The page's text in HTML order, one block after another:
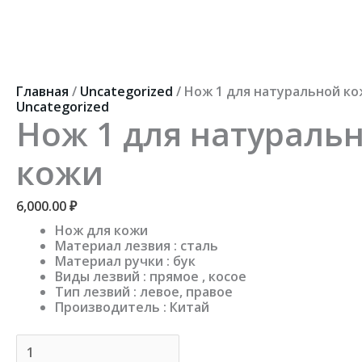
Главная / Uncategorized / Нож 1 для натуральной
Uncategorized
Нож 1 для
кожи
6,000.00₽
Нож для кожи
Материал лезвия : сталь
Материал ручки : бук
Виды лезвий : прямое , косое
Тип лезвий : левое, правое
Производитель : Китай
Нож
1
для
натуральной
кожи